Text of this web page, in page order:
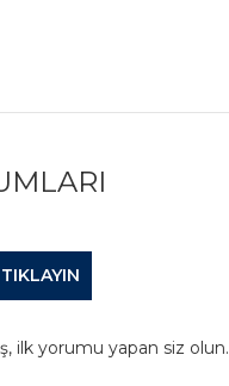
ilk yorumu yapan siz olun.